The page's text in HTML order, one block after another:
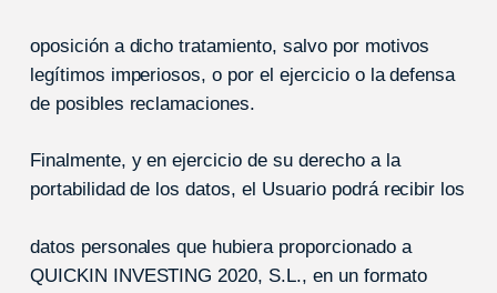
oposición a dicho tratamiento, salvo por motivos
legítimos imperiosos, o por el ejercicio o la defensa
de posibles reclamaciones.
Finalmente, y en ejercicio de su derecho a la
portabilidad de los datos, el Usuario podrá recibir los
datos personales que hubiera proporcionado a
QUICKIN INVESTING 2020, S.L., en un formato